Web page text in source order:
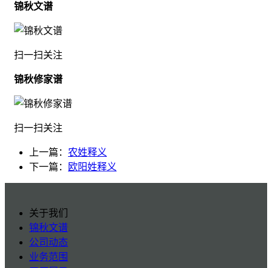
锦秋文谱
扫一扫关注
锦秋修家谱
扫一扫关注
上一篇： 农姓释义
下一篇：
欧阳姓释义
关于我们
锦秋文谱
公司动态
业务范围